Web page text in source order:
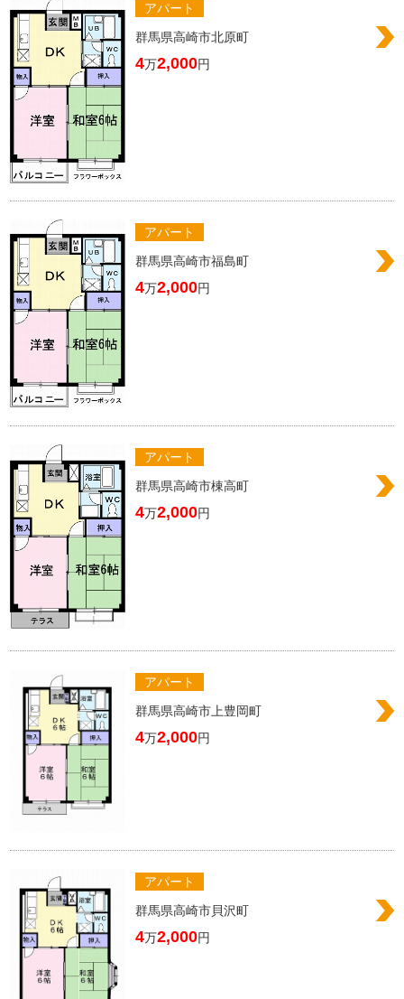
アパート
群馬県高崎市北原町
4万2,000円
アパート
群馬県高崎市福島町
4万2,000円
アパート
群馬県高崎市棟高町
4万2,000円
アパート
群馬県高崎市上豊岡町
4万2,000円
アパート
群馬県高崎市貝沢町
4万2,000円